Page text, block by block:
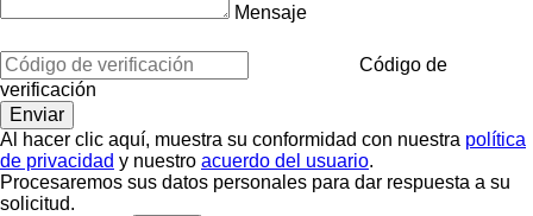
Mensaje
Código de
verificación
Al hacer clic aquí, muestra su conformidad con nuestra política
de privacidad y nuestro acuerdo del usuario.
Procesaremos sus datos personales para dar respuesta a su
solicitud.